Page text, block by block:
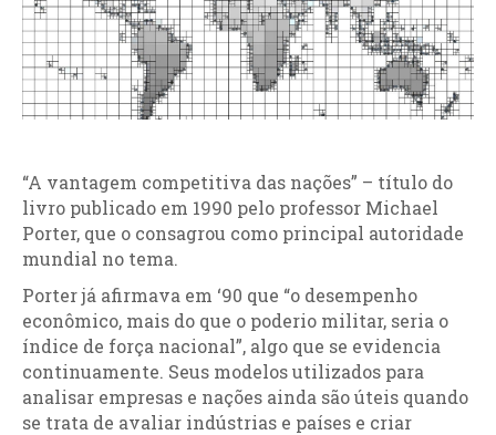
“A vantagem competitiva das nações” – título do
livro publicado em 1990 pelo professor Michael
Porter, que o consagrou como principal autoridade
mundial no tema.
Porter já afirmava em ‘90 que “o desempenho
econômico, mais do que o poderio militar, seria o
índice de força nacional”, algo que se evidencia
continuamente. Seus modelos utilizados para
analisar empresas e nações ainda são úteis quando
se trata de avaliar indústrias e países e criar